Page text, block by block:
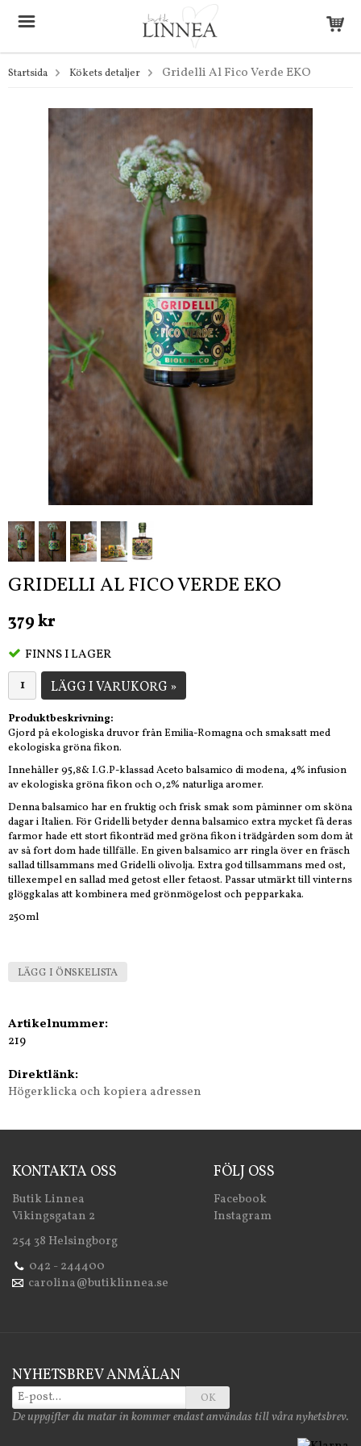
Startsida Kökets detaljer Gridelli Al Fico Verde EKO
GRIDELLI AL FICO VERDE EKO
379 kr
FINNS I LAGER
LÄGG I VARUKORG »
Produktbeskrivning:
Gjord på ekologiska druvor från Emilia-Romagna och smaksatt med
ekologiska gröna fikon.
Innehåller 95,8& I.G.P-klassad Aceto balsamico di modena, 4% infusion
av ekologiska gröna fikon och 0,2% naturliga aromer.
Denna balsamico har en fruktig och frisk smak som påminner om sköna
dagar i Italien. För Gridelli betyder denna balsamico extra mycket få deras
farmor hade ett stort fikonträd med gröna fikon i trädgården som dom åt
av så fort dom hade tillfälle. En given balsamico arr ringla över en fräsch
sallad tillsammans med Gridelli olivolja. Extra god tillsammans med ost,
tillexempel en sallad med getost eller fetaost. Passar utmärkt till vinterns
glöggkalas att kombinera med grönmögelost och pepparkaka.
250ml
LÄGG I ÖNSKELISTA
Artikelnummer:
219
Direktlänk:
Högerklicka och kopiera adressen
KONTAKTA OSS
Butik Linnea
Vikingsgatan 2
254 38 Helsingborg
042 - 244400
carolina@butiklinnea.se
FÖLJ OSS
Facebook
Instagram
NYHETSBREV ANMÄLAN
OK
De uppgifter du matar in kommer endast användas till våra nyhetsbrev.